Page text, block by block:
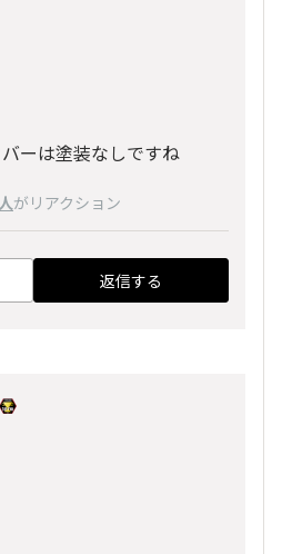
ーは塗装なしですね
がリアクション
返信する